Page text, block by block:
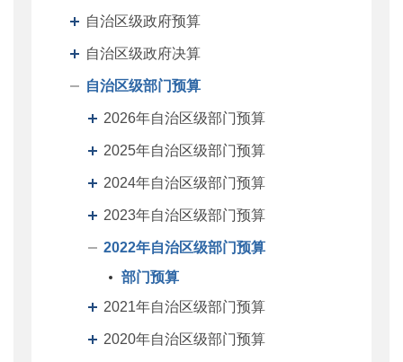
自治区级政府预算
自治区级政府决算
自治区级部门预算
2026年自治区级部门预算
2025年自治区级部门预算
2024年自治区级部门预算
2023年自治区级部门预算
2022年自治区级部门预算
部门预算
2021年自治区级部门预算
2020年自治区级部门预算